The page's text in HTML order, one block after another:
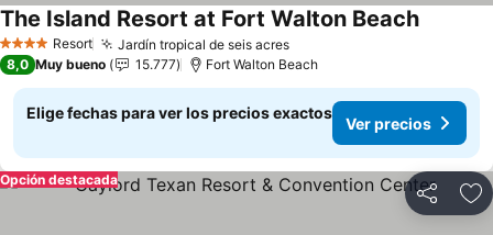
4 EstrellasResort Jardín tropical de seis acres
The Island Resort at Fort Walton Beach
8,0 Muy bueno 15.777 Fort Walton Beach
Elige fechas para ver los precios exactos
Ver precios
Compartir
Opción destacada